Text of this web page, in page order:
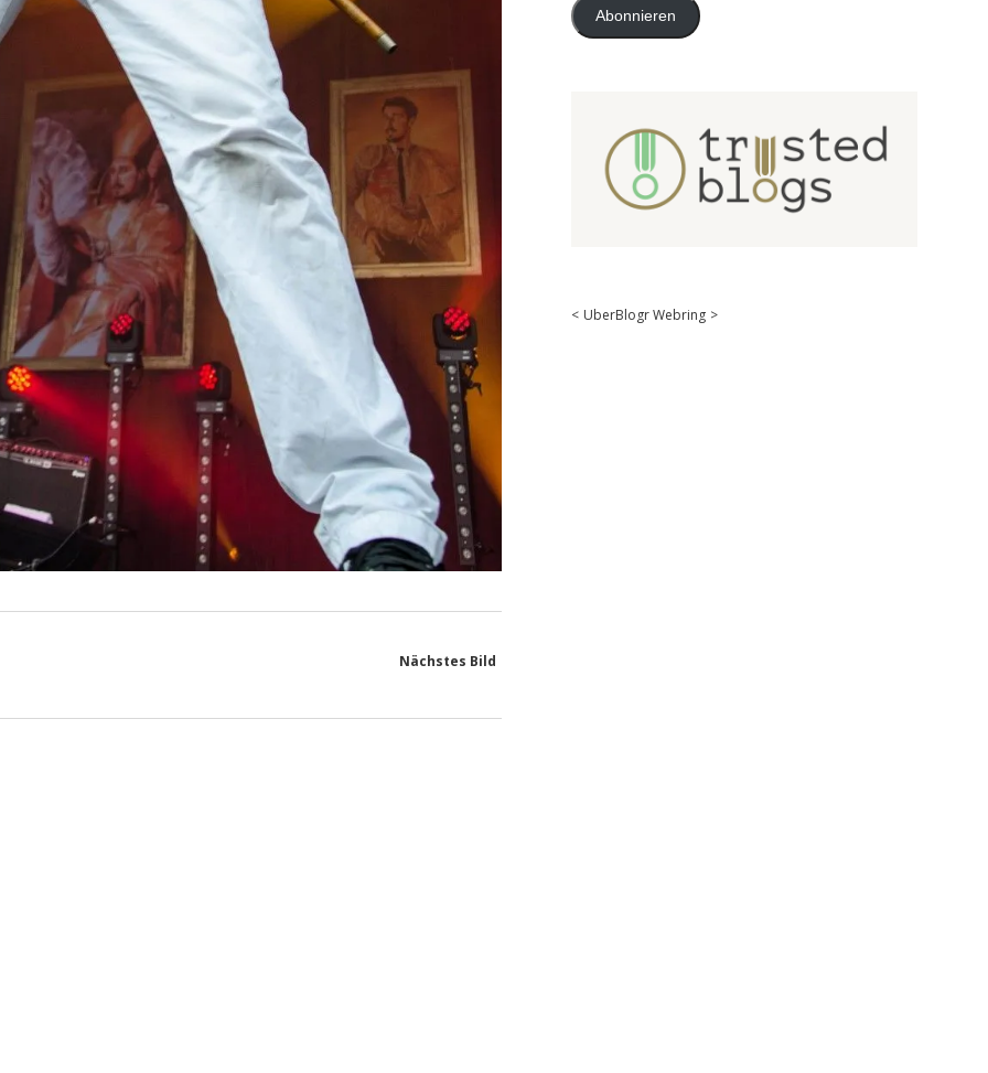
Nächstes Bild
Abonnieren
< UberBlogr Webring >